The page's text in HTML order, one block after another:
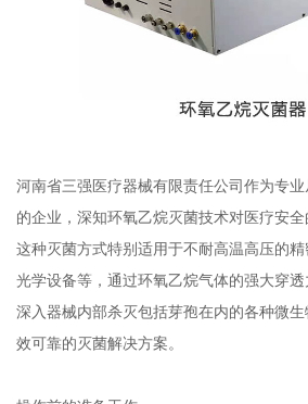
河南省三强医疗器械有限责任公司作为专
的企业，深知环氧乙烷灭菌技术对医疗安全
这种灭菌方式特别适用于不耐高温高压的精
光学设备等，通过环氧乙烷气体的强大穿
深入器械内部杀灭包括芽孢在内的各种微
效可靠的灭菌解决方案。